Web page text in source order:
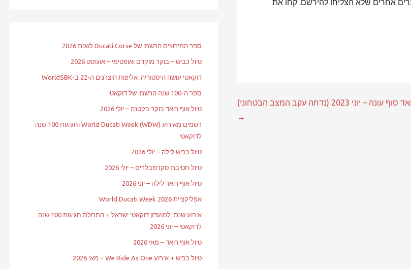
אחרים שלא הצליחו להירשם. קחו את
טיול אוף רואד סוף עונה – יוני 2023 (נדחה עקב המצב הבטחוני)
→
ספר המירוצים הרשמי של Ducati Corse לשנת 2026
טיול כביש – בוקר מוקדם ואופטימי – אוגוסט 2026
דוקאטי עושה היסטוריה: אליפות היצרנים ה-22 ב-WorldSBK
ספר ה-100 שנה הרשמי של דוקאטי
טיול אוף רואד בוקר בקטנה – יולי 2026
רשמים מאירוע World Ducati Week (WDW) וחגיגות 100 שנה
לדוקאטי
טיול כביש לילה – יולי 2026
טיול חטיבת סקרמבלרים – יולי 2026
טיול אוף רואד לילה – יוני 2026
אפליקציית World Ducati Week 2026
אירוע שנתי למועדון דוקאטי ישראל + התחלת חגיגות 100 שנה
לדוקאטי – יוני 2026
טיול אוף רואד – מאי 2026
טיול כביש + אירוע We Ride As One – מאי 2026